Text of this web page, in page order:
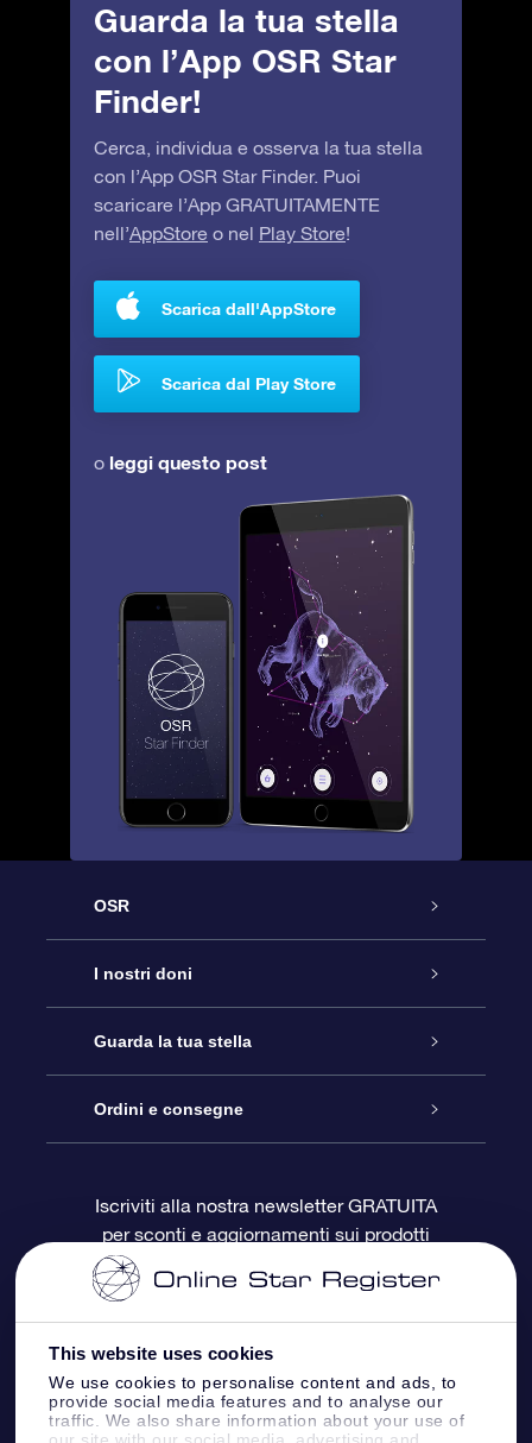
This website uses cookies
We use cookies to personalise content and ads, to
provide social media features and to analyse our
traffic. We also share information about your use of
our site with our social media, advertising and
Guarda la tua stella
con l’App OSR Star
Finder!
Cerca, individua e osserva la tua stella
con l’App OSR Star Finder. Puoi
scaricare l’App GRATUITAMENTE
nell’AppStore o nel Play Store!
Scarica dall'AppStore
Scarica dal Play Store
o leggi questo post
OSR
Assistenza
Contattaci
Blog
OSR Recensioni
I nostri doni
Online Star Gift
Pacchetto regalo OSR
Gift Card OSR
Doni aziendali
Guarda la tua stella
Registro stellare
Star Page personalizzata
One Million Stars
OSR Starsaver
Ordini e consegne
Informazioni di Pagamento
Politica di reso
Iscriviti alla nostra newsletter GRATUITA
per sconti e aggiornamenti sui prodotti